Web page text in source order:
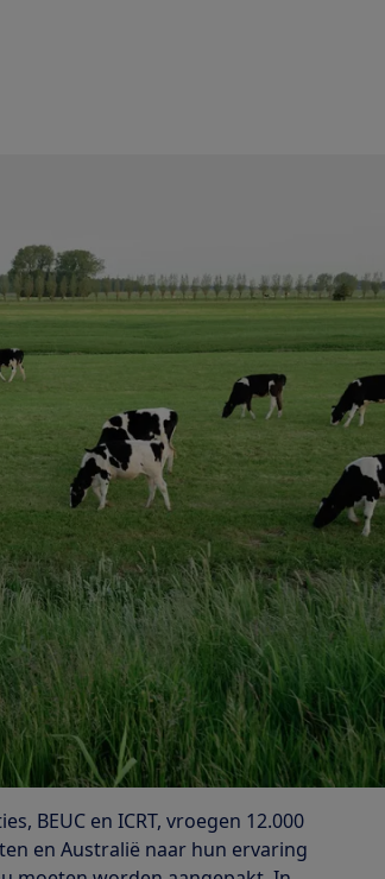
BEUC en ICRT, vroegen 12.000
en Australië naar hun ervaring